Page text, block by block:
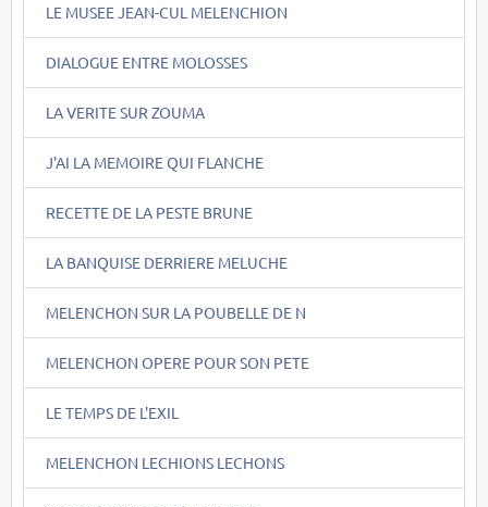
LE MUSEE JEAN-CUL MELENCHION
DIALOGUE ENTRE MOLOSSES
LA VERITE SUR ZOUMA
J'AI LA MEMOIRE QUI FLANCHE
RECETTE DE LA PESTE BRUNE
LA BANQUISE DERRIERE MELUCHE
MELENCHON SUR LA POUBELLE DE N
MELENCHON OPERE POUR SON PETE
LE TEMPS DE L'EXIL
MELENCHON LECHIONS LECHONS